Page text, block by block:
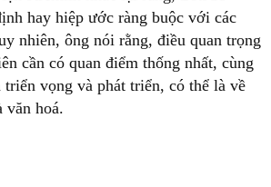
hay hiệp ước ràng buộc với các
nhiên, ông nói rằng, điều quan trọng
cần có quan điểm thống nhất, cùng
triển vọng và phát triển, có thể là về
hoá.